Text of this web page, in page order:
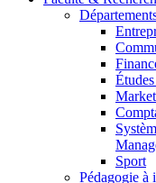
Sport
Pédagogie à